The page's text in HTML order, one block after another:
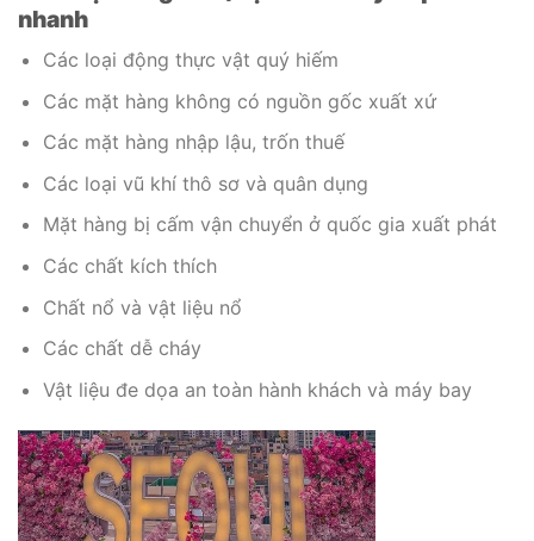
nhanh
Các loại động thực vật quý hiếm
Các mặt hàng không có nguồn gốc xuất xứ
Các mặt hàng nhập lậu, trốn thuế
Các loại vũ khí thô sơ và quân dụng
Mặt hàng bị cấm vận chuyển ở quốc gia xuất phát
Các chất kích thích
Chất nổ và vật liệu nổ
Các chất dễ cháy
Vật liệu đe dọa an toàn hành khách và máy bay